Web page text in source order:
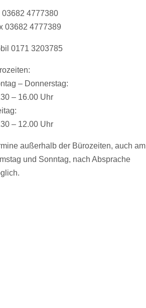
03682 4777380
03682 4777389
0171 3203785
– Donnerstag:
– 16.00 Uhr
– 12.00 Uhr
außerhalb der Bürozeiten, auch am
und Sonntag, nach Absprache